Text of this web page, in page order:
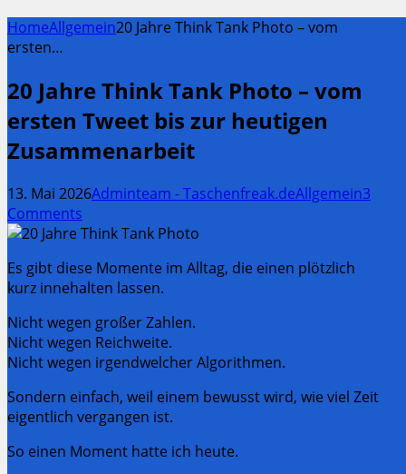
HomeAllgemein20 Jahre Think Tank Photo – vom
ersten…
20 Jahre Think Tank Photo – vom
ersten Tweet bis zur heutigen
Zusammenarbeit
13. Mai 2026Adminteam - Taschenfreak.deAllgemein3
Comments
Es gibt diese Momente im Alltag, die einen plötzlich
kurz innehalten lassen.
Nicht wegen großer Zahlen.
Nicht wegen Reichweite.
Nicht wegen irgendwelcher Algorithmen.
Sondern einfach, weil einem bewusst wird, wie viel Zeit
eigentlich vergangen ist.
So einen Moment hatte ich heute.